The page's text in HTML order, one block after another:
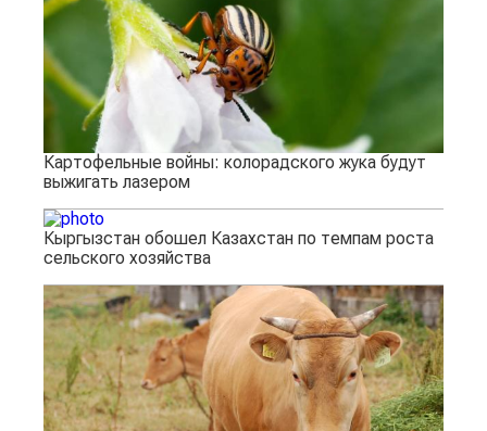
Картофельные войны: колорадского жука будут
выжигать лазером
Кыргызстан обошел Казахстан по темпам роста
сельского хозяйства